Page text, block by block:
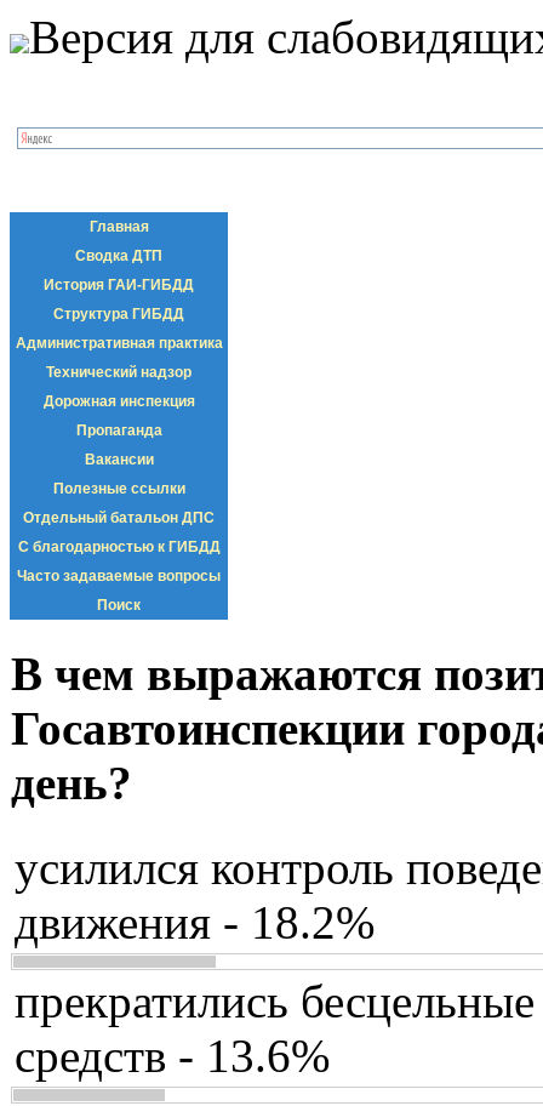
Версия для
Главная
Сводка ДТП
История ГАИ-ГИБДД
Структура ГИБДД
Административная практика
Технический надзор
Дорожная инспекция
Пропаганда
Вакансии
Полезные ссылки
Отдельный батальон ДПС
С благодарностью к ГИБДД
Часто задаваемые вопросы
Поиск
В чем выражаются
Госавтоинспекции
день?
усилился контроль
движения - 18.2%
прекратились
средств - 13.6%